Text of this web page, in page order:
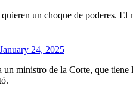
un choque de poderes.
January 24, 2025
ministro de la Corte, que